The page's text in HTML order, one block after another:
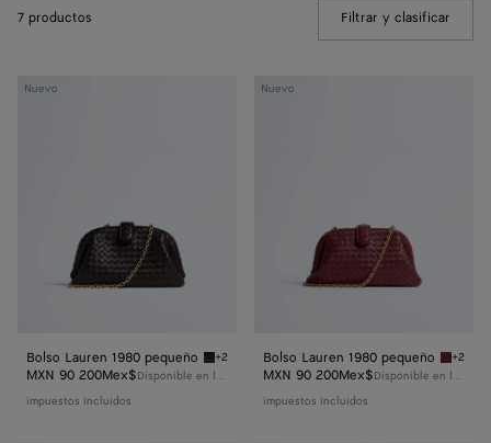
7 productos Filtrar y clasificar
Nuevo
Bolso
Bolso Lauren 1980 pequeño Espresso Bolso Lauren 1980 pequeño
+2
MXN 90 200Mex$
impuestos incluidos
Disponible en línea
Nuevo
Bolso
Bolso Lauren 1980 pequeño Lava
+2
MXN 90 200Mex$
impuestos incluidos
Disponible en línea